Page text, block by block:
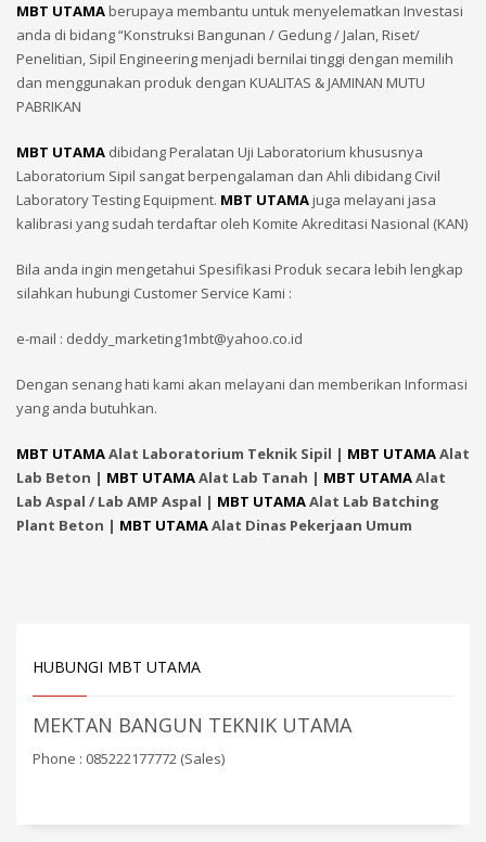
MBT UTAMAberupaya membantu untuk menyelematkan Investasi
anda di bidang “Konstruksi Bangunan / Gedung / Jalan, Riset/
Penelitian, Sipil Engineering menjadi bernilai tinggi dengan memilih
dan menggunakan produk dengan KUALITAS & JAMINAN MUTU
PABRIKAN
MBT UTAMA dibidang Peralatan Uji Laboratorium khususnya
Laboratorium Sipil sangat berpengalaman dan Ahli dibidang Civil
Laboratory Testing Equipment. MBT UTAMAjuga melayani jasa
kalibrasi yang sudah terdaftar oleh Komite Akreditasi Nasional (KAN)
Bila anda ingin mengetahui Spesifikasi Produk secara lebih lengkap
silahkan hubungi Customer Service Kami :
e-mail : deddy_marketing1mbt@yahoo.co.id
Dengan senang hati kami akan melayani dan memberikan Informasi
yang anda butuhkan.
MBT UTAMAAlat Laboratorium Teknik Sipil | MBT UTAMAAlat
Lab Beton | MBT UTAMAAlat Lab Tanah | MBT UTAMAAlat
Lab Aspal / Lab AMP Aspal | MBT UTAMAAlat Lab Batching
Plant Beton | MBT UTAMAAlat Dinas Pekerjaan Umum
HUBUNGI MBT UTAMA
MEKTAN BANGUN TEKNIK UTAMA
Phone : 085222177772 (Sales)